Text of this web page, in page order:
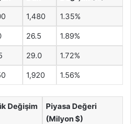
1,480 1.35%
26.5 1.89%
29.0 1.72%
1,920 1.56%
Değişim
Piyasa Değeri
(Milyon $)